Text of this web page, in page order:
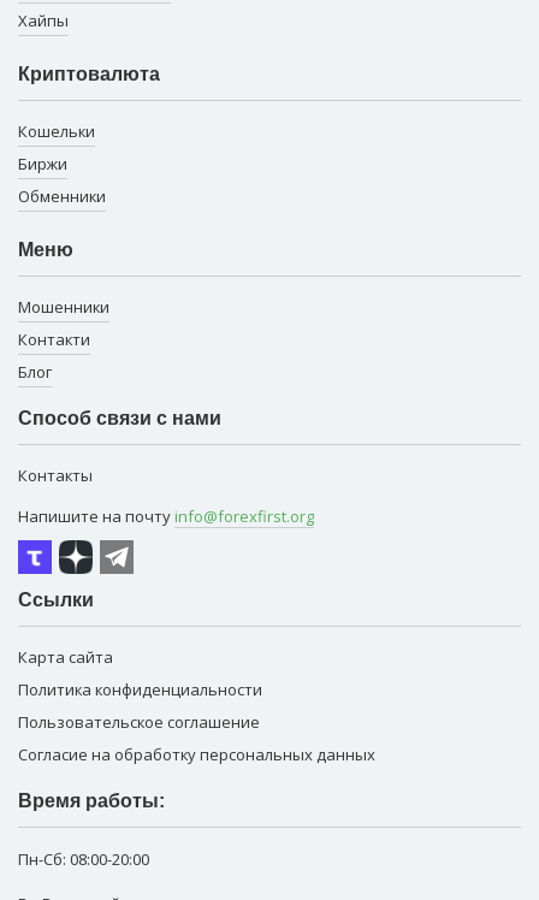
Хайпы
Криптовалюта
Кошельки
Биржи
Обменники
Меню
Мошенники
Контакти
Блог
Способ связи с нами
Контакты
Напишите на почту info@forexfirst.org
Ссылки
Карта сайта
Политика конфиденциальности
Пользовательское соглашение
Согласие на обработку персональных данных
Время работы:
Пн-Сб: 08:00-20:00